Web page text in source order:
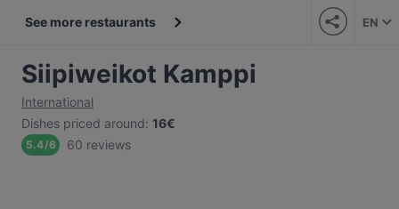
See more restaurants EN
Siipiweikot Kamppi
International
Dishes priced around: 16€
5.4/6 60 reviews